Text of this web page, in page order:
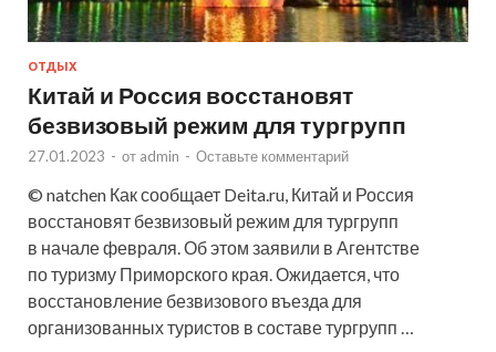
ОТДЫХ
Китай и Россия восстановят
безвизовый режим для тургрупп
27.01.2023 - от admin - Оставьте комментарий
© natchen Как сообщает Deita.ru, Китай и Россия
восстановят безвизовый режим для тургрупп
в начале февраля. Об этом заявили в Агентстве
по туризму Приморского края. Ожидается, что
восстановление безвизового въезда для
организованных туристов в составе тургрупп …